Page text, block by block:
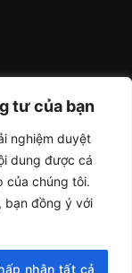
tư của bạn
nghiệm duyệt
dung được cá
của chúng tôi.
bạn đồng ý với
nhận tất cả